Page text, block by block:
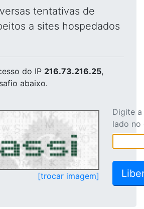
tentativas de
a sites hospedados
do IP 216.73.216.25,
abaixo.
[trocar imagem]
Digite
lado no